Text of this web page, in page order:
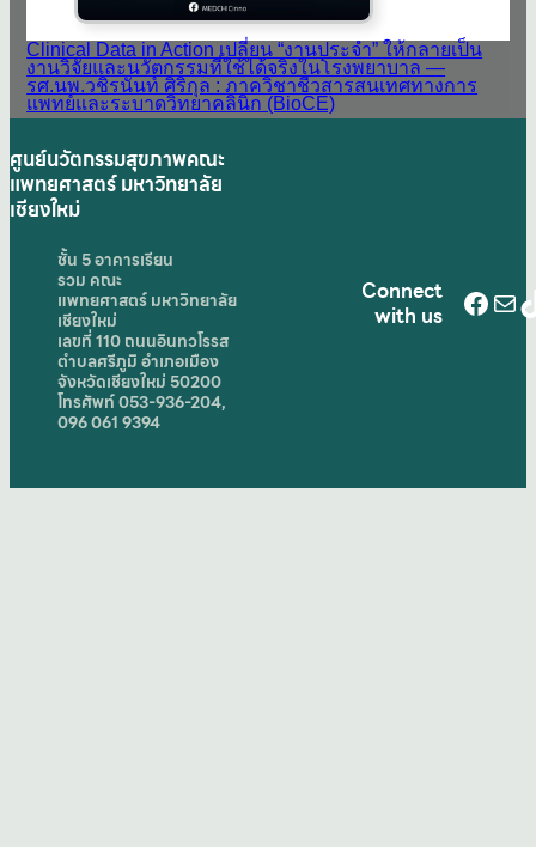
Clinical Data in Action เปลี่ยน “งานประจำ” ให้กลายเป็น
งานวิจัยและนวัตกรรมที่ใช้ได้จริงในโรงพยาบาล —
รศ.นพ.วชิรนันท์ ศิริกุล : ภาควิชาชีวสารสนเทศทางการ
แพทย์และระบาดวิทยาคลินิก (BioCE)
ศูนย์นวัตกรรมสุขภาพคณะ
แพทยศาสตร์ มหาวิทยาลัย
เชียงใหม่
ชั้น 5 อาคารเรียน
รวม คณะ
แพทยศาสตร์ มหาวิทยาลัย
เชียงใหม่
เลขที่ 110 ถนนอินทวโรรส
ตำบลศรีภูมิ อำเภอเมือง
จังหวัดเชียงใหม่ 50200
โทรศัพท์ 053-936-204,
096 061 9394
Connect
with us